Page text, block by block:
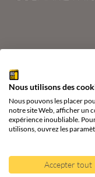
Tous droits réservés
& vente or, argent
Nous utilisons des
Nous pouvons les placer
notre site Web, afficher un
expérience inoubliable.
utilisons, ouvrez les
Accepter tout